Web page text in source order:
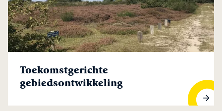
Toekomstgerichte
gebiedsontwikkeling